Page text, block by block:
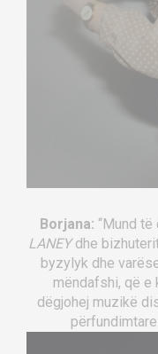
Borjana: “Mund
LANEYdhe
byzylyk dhe
mëndafshi, që e
dëgjohej muzikë